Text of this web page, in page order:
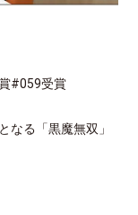
#059受賞
なる「黒魔無双」